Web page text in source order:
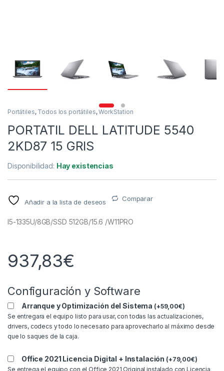
Portátiles, Todos los portátiles,WorkStation
PORTATIL DELL LATITUDE 5540
2KD87 15 GRIS
Disponibilidad: Hay existencias
Añadir a la lista de deseos Comparar
I5-1335U/8GB/SSD 512GB/15.6 /W11PRO
937,83€
Configuración y Software
Arranque y Optimización del Sistema (+59,00€)
Se entregara el equipo listo para usar, con todas las actualizaciones,
drivers, codecs y todo lo necesario para aprovecharlo al máximo desde
que lo saques de la caja.
Office 2021 Licencia Digital + Instalación (+79,00€)
Se entrega el equipo con el Office 2021 Original instalado con Licencia